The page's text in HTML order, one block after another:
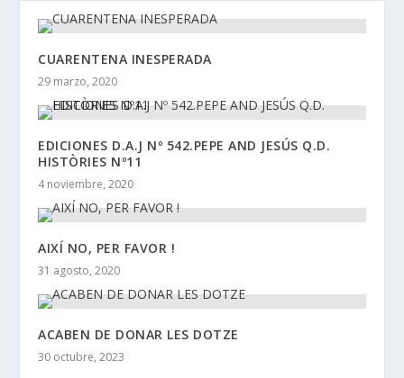
CUARENTENA INESPERADA
29 marzo, 2020
EDICIONES D.A.J Nº 542.PEPE AND JESÚS Q.D.
HISTÒRIES Nº11
4 noviembre, 2020
AIXÍ NO, PER FAVOR !
31 agosto, 2020
ACABEN DE DONAR LES DOTZE
30 octubre, 2023